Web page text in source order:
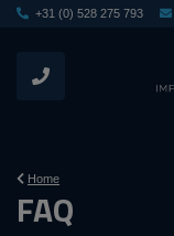
+31 (0) 528 275 793
Home
FAQ